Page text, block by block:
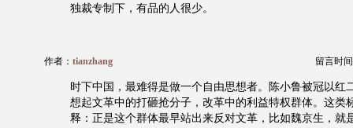
独裁专制下，有品的人很少。
作者： tianzhang 留言时
时下中国，最难得是做一个自由思想者。陈小鲁被冠以红
想起文革中的打砸抢分子，改革中的利益特权群体。这类
释：正是这个群体最早站出来反对文革，比如魏京生，就